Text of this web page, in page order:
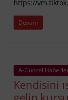
https://
Devam
A-Güncel
Kendisini
gelip